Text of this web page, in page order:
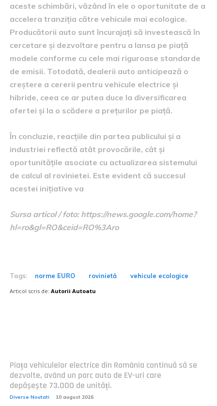
aceste schimbări, văzând în ele o oportunitate de a
accelera tranziția către vehicule mai ecologice.
Producătorii auto sunt încurajați să investească în
cercetare și dezvoltare pentru a lansa pe piață
modele conforme cu cele mai riguroase standarde
de emisii. Totodată, dealerii auto anticipează o
creștere a cererii pentru vehicule electrice și
hibride, ceea ce ar putea duce la diversificarea
ofertei și la o scădere a prețurilor pe piață.
În concluzie, reacțiile din partea publicului și a
industriei reflectă atât provocările, cât și
oportunitățile asociate cu actualizarea sistemului
de calcul al rovinietei. Este evident că succesul
acestei inițiative va
Sursa articol / foto: https://news.google.com/home?
hl=ro&gl=RO&ceid=RO%3Aro
Tags: norme EURO rovinietă vehicule ecologice
Articol scris de: Autorii Autoatu
Piața vehiculelor electrice din România continuă să se
dezvolte, având un parc auto de EV-uri care
depășește 73.000 de unități.
Diverse Noutati 10 august 2026